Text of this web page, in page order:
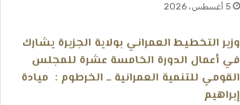
5 أغسطس، 2026
وزير التخطيط العمراني بولاية الجزيرة يشارك
في أعمال الدورة الخامسة عشرة للمجلس
القومي للتنمية العمرانية ــ الخرطوم : ميادة
إبراهيم